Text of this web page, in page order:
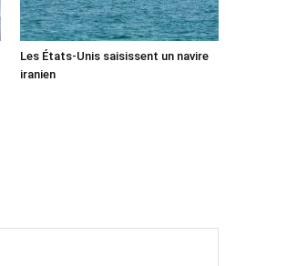
Les États-Unis saisissent un navire
iranien